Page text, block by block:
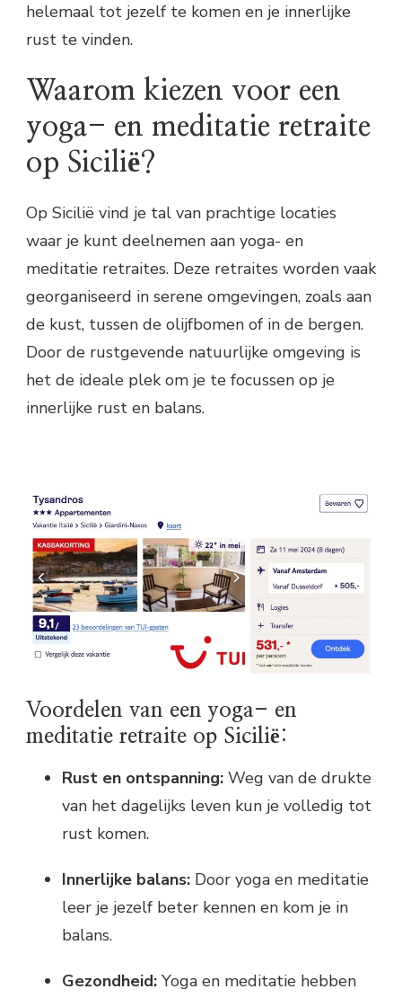
helemaal tot jezelf te komen en je innerlijke
rust te vinden.
Waarom kiezen voor een
yoga- en meditatie retraite
op Sicilië?
Op Sicilië vind je tal van prachtige locaties
waar je kunt deelnemen aan yoga- en
meditatie retraites. Deze retraites worden vaak
georganiseerd in serene omgevingen, zoals aan
de kust, tussen de olijfbomen of in de bergen.
Door de rustgevende natuurlijke omgeving is
het de ideale plek om je te focussen op je
innerlijke rust en balans.
Voordelen van een yoga- en
meditatie retraite op Sicilië:
Rust en ontspanning: Weg van de drukte
van het dagelijks leven kun je volledig tot
rust komen.
Innerlijke balans: Door yoga en meditatie
leer je jezelf beter kennen en kom je in
balans.
Gezondheid: Yoga en meditatie hebben